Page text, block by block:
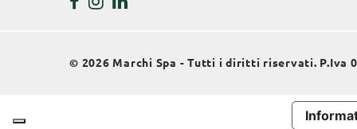
© 2026 Marchi Spa - Tutti i diritti riservati. P.Iva